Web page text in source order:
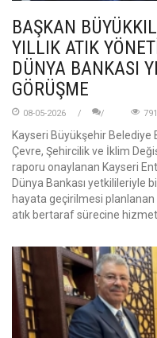
BAŞKAN
YILLIK ATIK
DÜNYA BANKASI
GÖRÜŞME
08-05-2026 791
Kayseri Büyükşehir Belediye
Çevre, Şehircilik ve İklim
raporu onaylanan Kayseri
Dünya Bankası yetkilileriyle
hayata geçirilmesi planlanan
atık bertaraf sürecine